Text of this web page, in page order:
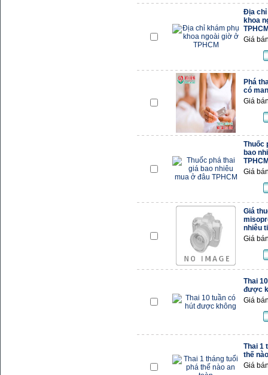
Địa chỉ
khoa
Giá
Phá
có
Giá
Thuốc
bao
Giá
Giá
nhiêu
Giá
Thai
được
Giá
Thai 1
thế
Giá